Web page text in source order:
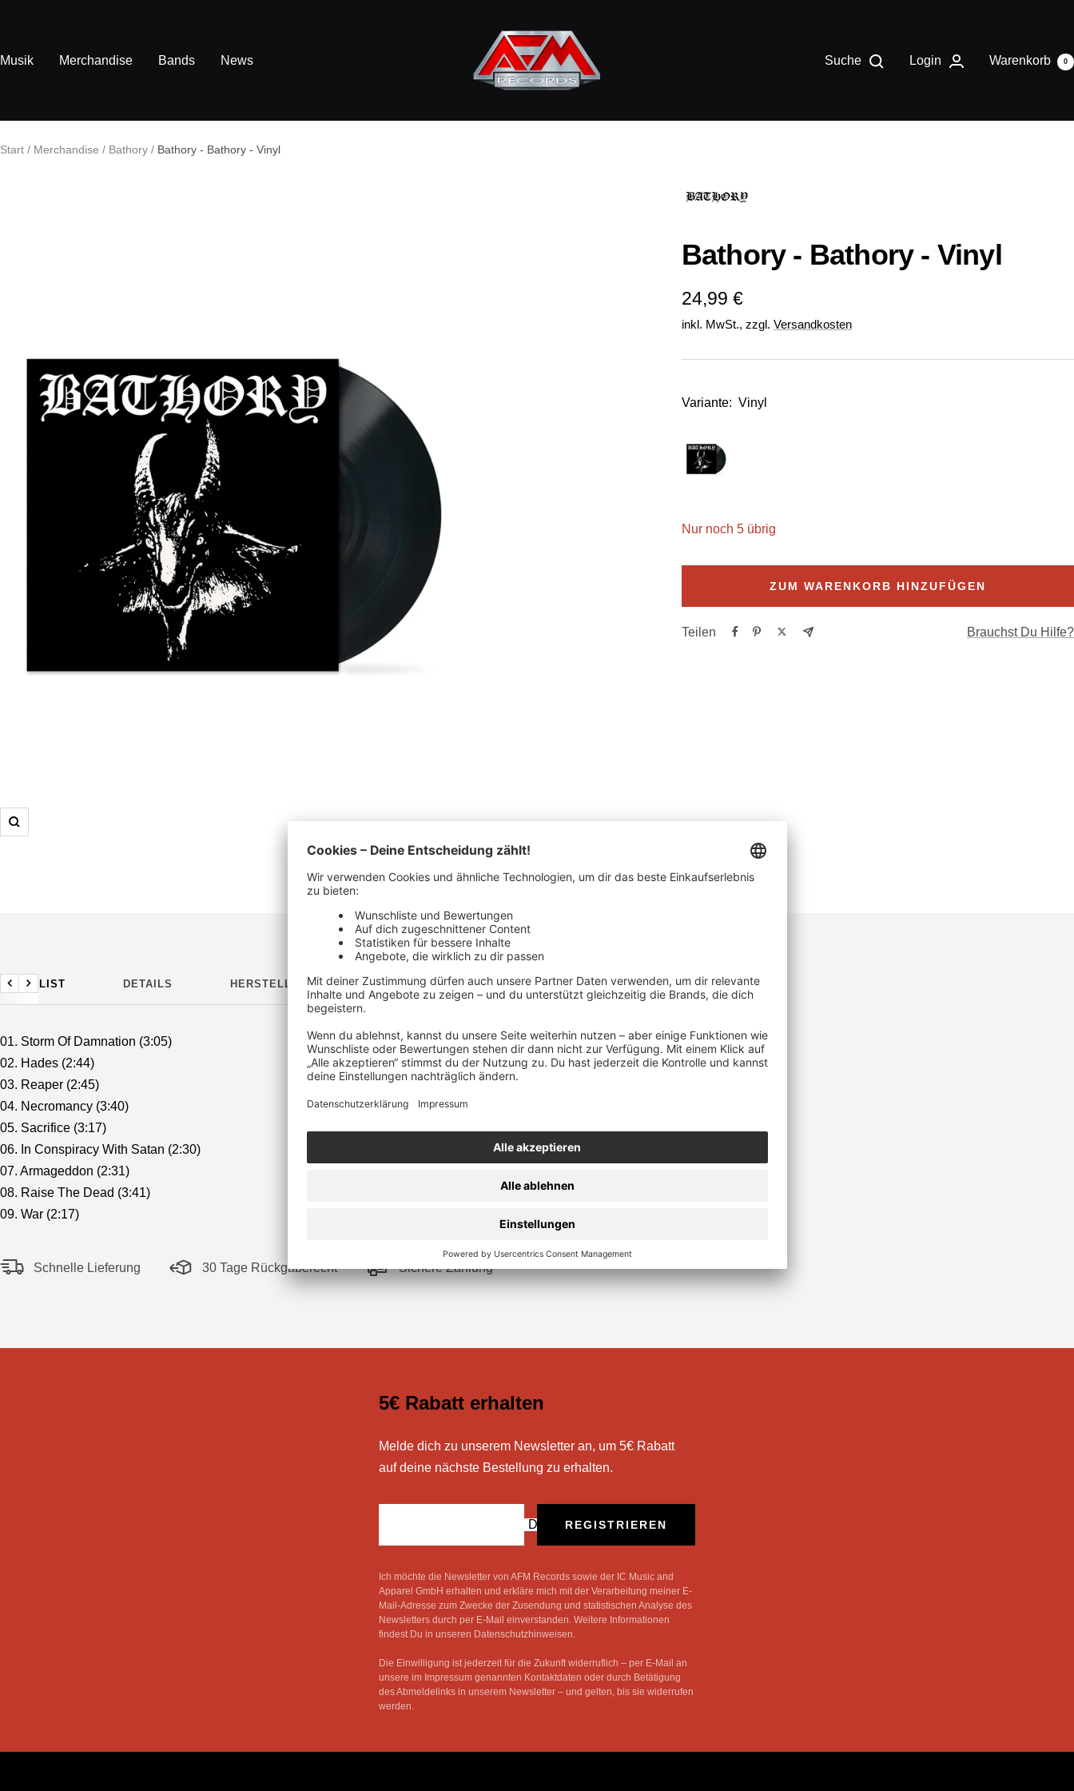
Inhalt
Musik Merchandise Bands News
Records
Suche Login Warenkorb 0
Start Merchandise Bathory Bathory - Bathory - Vinyl
Zoom
Bathory - Bathory - Vinyl
Angebotspreis
24,99 €
inkl. MwSt., zzgl. Versandkosten
Variante: Vinyl
Nur noch 5 übrig
ZUM WARENKORB HINZUFÜGEN
Teilen Brauchst Du Hilfe?
TRACKLIST DETAILS HERSTELLERDETAILS
ZurückWeiter
01. Storm Of Damnation (3:05)
02. Hades (2:44)
03. Reaper (2:45)
04. Necromancy (3:40)
05. Sacrifice (3:17)
06. In Conspiracy With Satan (2:30)
07. Armageddon (2:31)
08. Raise The Dead (3:41)
09. War (2:17)
Schnelle Lieferung 30 Tage Rückgaberecht Sichere Zahlung
5€ Rabatt erhalten
Melde dich zu unserem Newsletter an, um 5€ Rabatt
auf deine nächste Bestellung zu erhalten.
Deine E-MailREGISTRIEREN
Ich möchte die Newsletter von AFM Records sowie der IC Music and
Apparel GmbH erhalten und erkläre mich mit der Verarbeitung meiner E-
Mail-Adresse zum Zwecke der Zusendung und statistischen Analyse des
Newsletters durch per E-Mail einverstanden. Weitere Informationen
findest Du in unseren Datenschutzhinweisen.
Die Einwilligung ist jederzeit für die Zukunft widerruflich – per E-Mail an
unsere im Impressum genannten Kontaktdaten oder durch Betätigung
des Abmeldelinks in unserem Newsletter – und gelten, bis sie widerrufen
werden.